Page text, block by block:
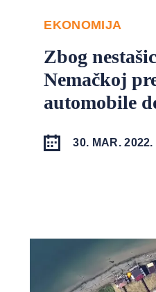
EKONOMIJA
Zbog
Nemačkoj
automobile
30. MAR. 2022.